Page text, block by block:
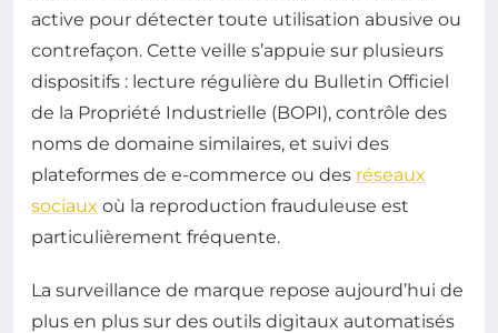
active pour détecter toute utilisation abusive ou
contrefaçon. Cette veille s’appuie sur plusieurs
dispositifs : lecture régulière du Bulletin Officiel
de la Propriété Industrielle (BOPI), contrôle des
noms de domaine similaires, et suivi des
plateformes de e-commerce ou des réseaux
sociaux où la reproduction frauduleuse est
particulièrement fréquente.
La surveillance de marque repose aujourd’hui de
plus en plus sur des outils digitaux automatisés